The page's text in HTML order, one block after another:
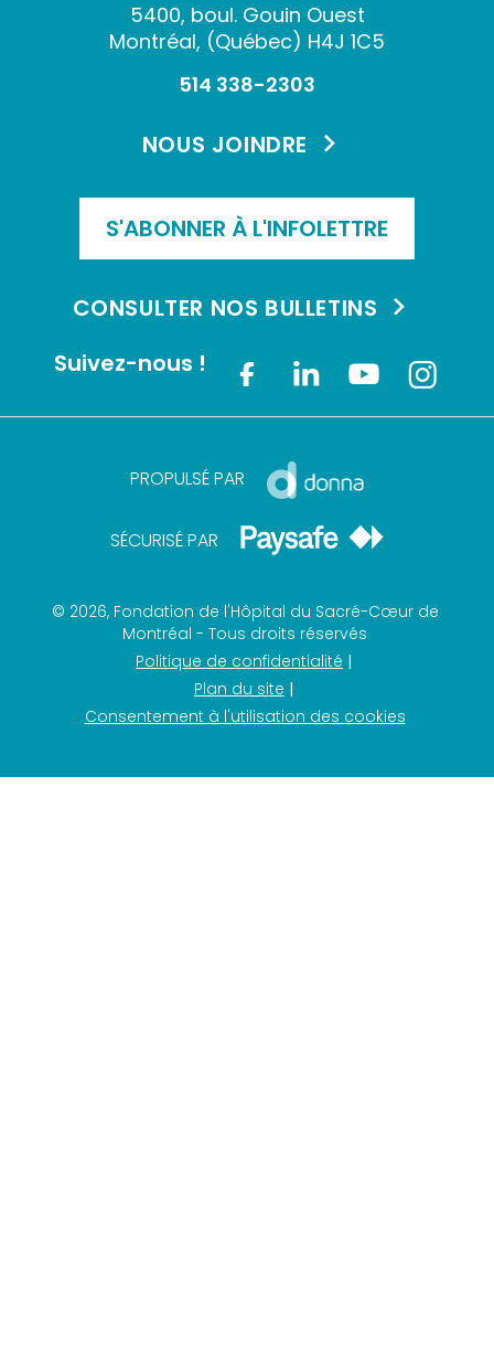
5400, boul. Gouin Ouest
Montréal, (Québec) H4J 1C5
514 338-2303
NOUS JOINDRE
S'ABONNER À L'INFOLETTRE
CONSULTER NOS BULLETINS
Suivez-nous !
Facebook
Linkedin
PROPULSÉ PAR
SÉCURISÉ PAR
© 2026, Fondation de l'Hôpital du Sacré-Cœur de
Montréal - Tous droits réservés
Politique de confidentialité
Plan du site
Consentement à l'utilisation des cookies